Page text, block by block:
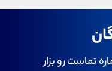
تماست رو بزار